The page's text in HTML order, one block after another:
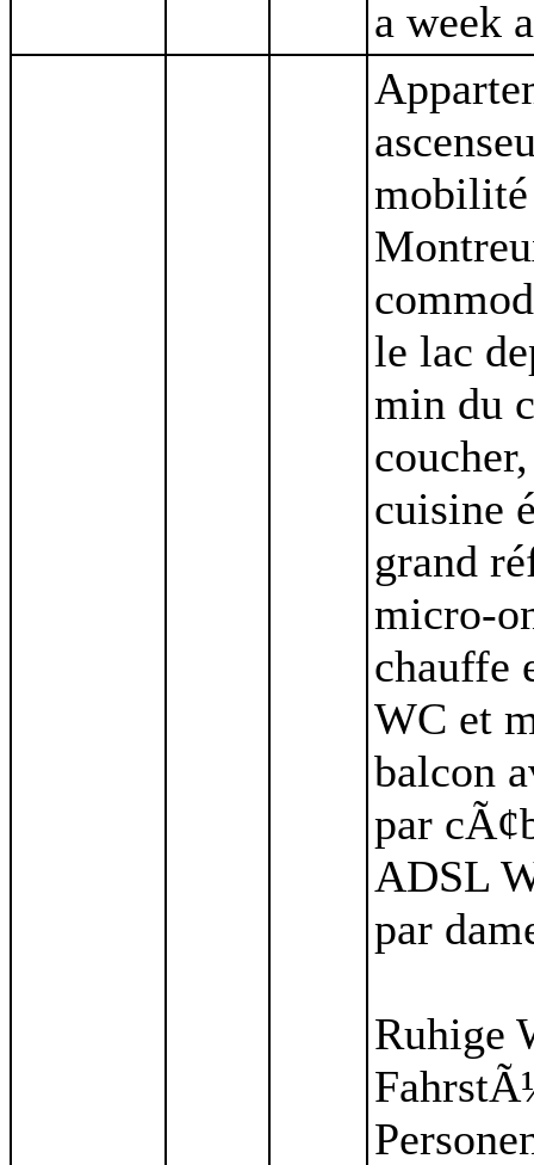
a week
mobilité
le lac
min du
cuisine
grand
micro-
chauffe
WC et
balcon
par
ADSL
par
Ruhige